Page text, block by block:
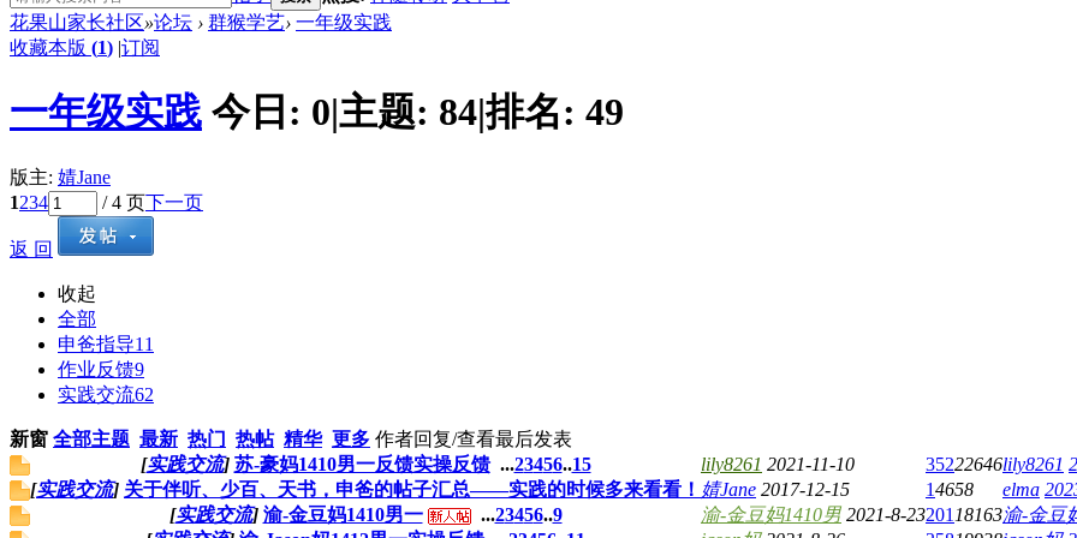
花果山家长社区»论坛 › 群猴学艺› 一年级实践
收藏本版 (1) |订阅
一年级实践 今日: 0|主题: 84|排名: 49
版主: 婧Jane
1234 / 4 页下一页
返 回
收起
全部
申爸指导11
作业反馈9
实践交流62
新窗 全部主题 最新 热门 热帖 精华 更多 作者回复/查看最后发表
[实践交流] 苏-豪妈1410男一反馈实操反馈 ...23456..15 lily8261 2021-11-10 35222646lily8261
[实践交流] 关于伴听、少百、天书，申爸的帖子汇总——实践的时候多来看看！ 婧Jane 2017-12-15 14658 elma
[实践交流] 渝-金豆妈1410男一 ...23456..9 渝-金豆妈1410男 2021-8-23201 18163渝-金豆